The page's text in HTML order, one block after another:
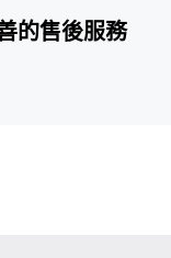
的售後服務